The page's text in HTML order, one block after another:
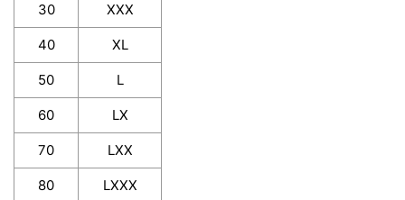
30 XXX
40 XL
50 L
60 LX
70 LXX
80 LXXX